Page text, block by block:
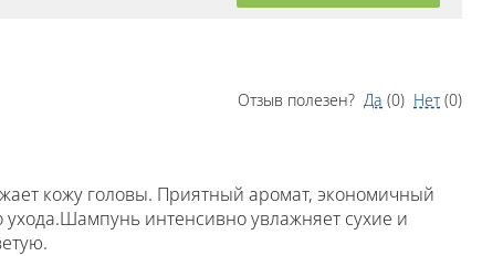
Отзыв полезен? Да (0) Нет (0)
кожу головы. Приятный аромат, экономичный
интенсивно увлажняет сухие и